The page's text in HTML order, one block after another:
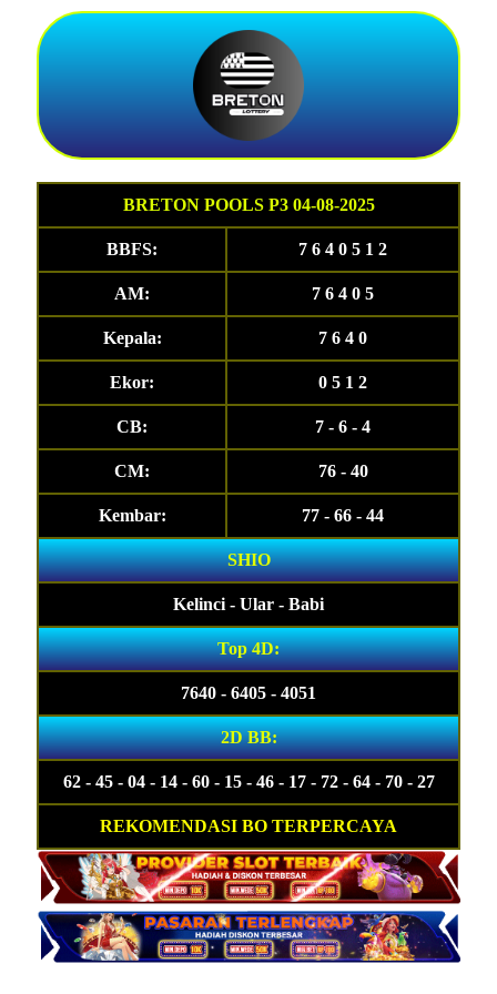
BRETON POOLS P3 04-08-2025
BBFS: 7 6 4 0 5 1 2
AM: 7 6 4 0 5
Kepala: 7 6 4 0
Ekor: 0 5 1 2
CB: 7 - 6 - 4
CM: 76 - 40
Kembar: 77 - 66 - 44
SHIO
Kelinci - Ular - Babi
Top 4D:
7640 - 6405 - 4051
2D BB:
62 - 45 - 04 - 14 - 60 - 15 - 46 - 17 - 72 - 64 - 70 - 27
REKOMENDASI BO TERPERCAYA